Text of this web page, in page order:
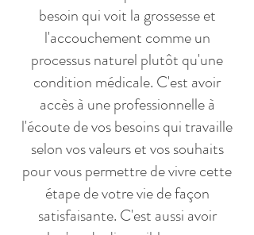
besoin qui voit la grossesse et
l'accouchement comme un
processus naturel plutôt qu'une
condition médicale. C'est avoir
accès à une professionnelle à
l'écoute de vos besoins qui travaille
selon vos valeurs et vos souhaits
pour vous permettre de vivre cette
étape de votre vie de façon
satisfaisante. C'est aussi avoir